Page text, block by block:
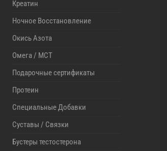
Креатин
Ночное Восстановление
Окись Азота
Омега / MCT
Подарочные сертификаты
Протеин
Специальные Добавки
Суставы / Связки
Бустеры тестостерона